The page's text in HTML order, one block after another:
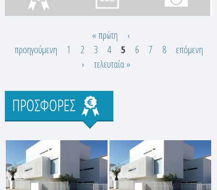
λ
ί
δ
ε
ς
« πρώτη
‹
προηγούμενη
1 2 3 4 5 6 7 8
επόμενη
›
τελευταία »